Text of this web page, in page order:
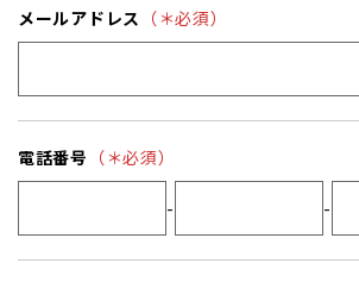
メールアドレス （＊必須）
電話番号 （＊必須）
- -